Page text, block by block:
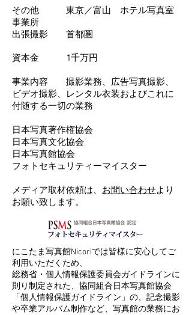
その他 東京／富山 ホテル写真室
事業所
出張撮影 首都圏
資本金 1千万円
事業内容 撮影業務、広告写真撮影、
ビデオ撮影、レンタル衣装およびこれに
付随する一切の業務
​日本写真著作権協会
日本写真文化協会
日本写真館協会
フォトセキュリティーマイスター
メディア取材依頼は、 お問い合わせより
お願い致します。
にこたま写真館Nicoriでは皆様に安心してご
利用いただくため、
総務省・個人情報保護委員会ガイドラインに
則り制定された、協同組合日本写真館協会
「個人情報保護ガイドライン」の、記念撮影
や卒業アルバム制作など、写真館の業務にお